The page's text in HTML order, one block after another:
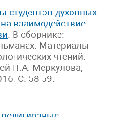
студентов духовных
взаимодействие
. В сборнике:
Материалы
чтений.
П.А. Меркулова,
С. 58-59.